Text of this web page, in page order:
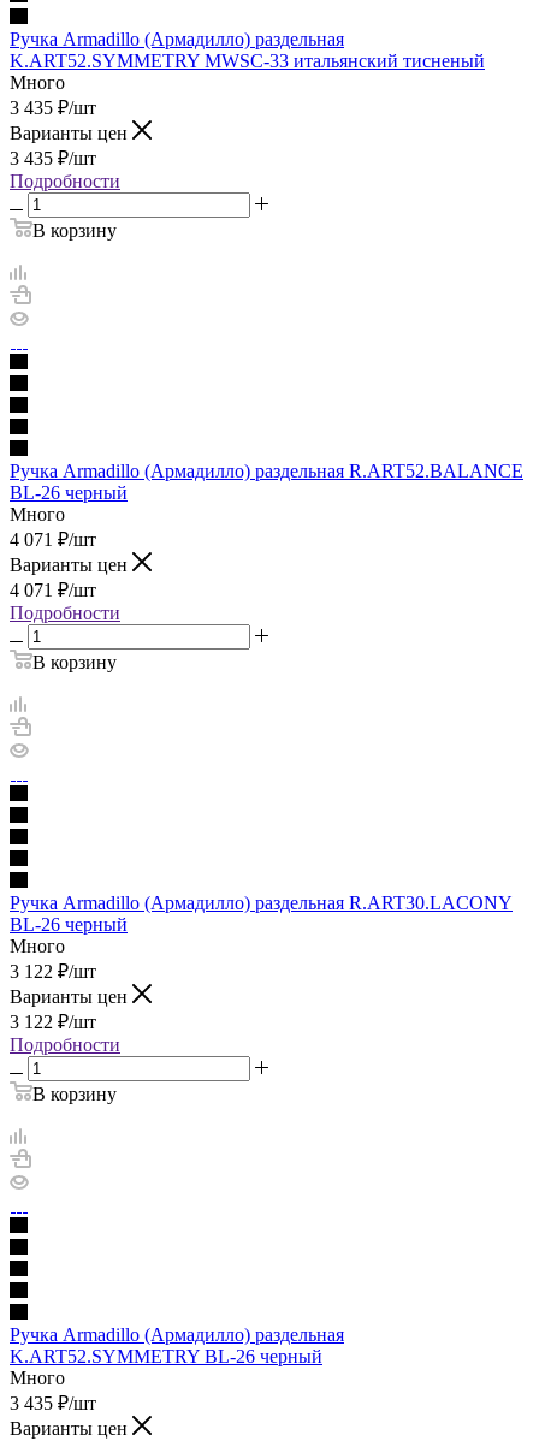
Ручка Armadillo (Армадилло) раздельная
K.ART52.SYMMETRY MWSC-33 итальянский тисненый
Много
3 435 ₽/шт
Варианты цен
3 435 ₽/шт
Подробности
В корзину
Ручка Armadillo (Армадилло) раздельная R.ART52.BALANCE
BL-26 черный
Много
4 071 ₽/шт
Варианты цен
4 071 ₽/шт
Подробности
В корзину
Ручка Armadillo (Армадилло) раздельная R.ART30.LACONY
BL-26 черный
Много
3 122 ₽/шт
Варианты цен
3 122 ₽/шт
Подробности
В корзину
Ручка Armadillo (Армадилло) раздельная
K.ART52.SYMMETRY BL-26 черный
Много
3 435 ₽/шт
Варианты цен